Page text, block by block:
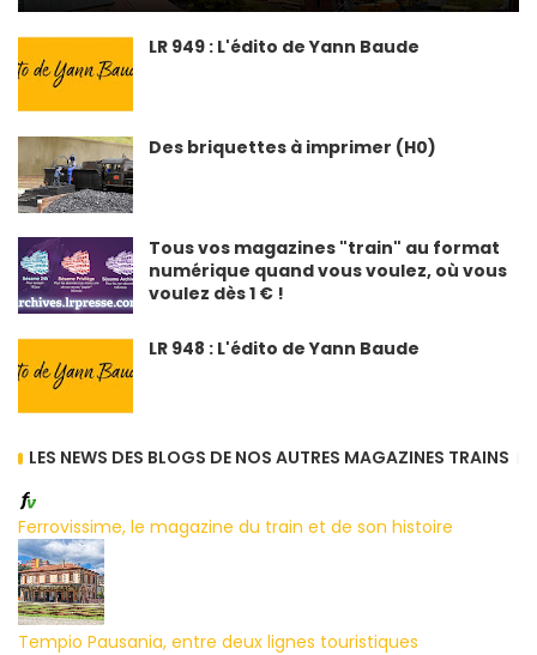
LR 949 : L'édito de Yann Baude
Des briquettes à imprimer (H0)
Tous vos magazines "train" au format
numérique quand vous voulez, où vous
voulez dès 1 € !
LR 948 : L'édito de Yann Baude
LES NEWS DES BLOGS DE NOS AUTRES MAGAZINES TRAINS
Ferrovissime, le magazine du train et de son histoire
Tempio Pausania, entre deux lignes touristiques